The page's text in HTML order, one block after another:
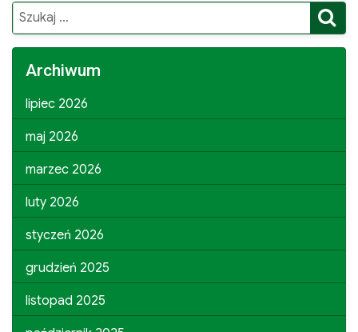
Search
for:
Archiwum
lipiec 2026
maj 2026
marzec 2026
luty 2026
styczeń 2026
grudzień 2025
listopad 2025